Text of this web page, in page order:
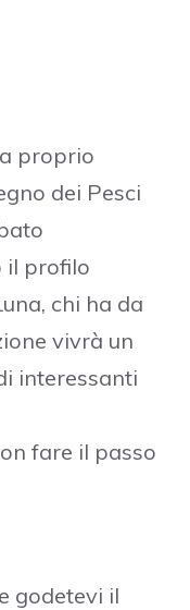
proprio
dei Pesci
il profilo
chi ha da
vivrà un
interessanti
fare il passo
godetevi il